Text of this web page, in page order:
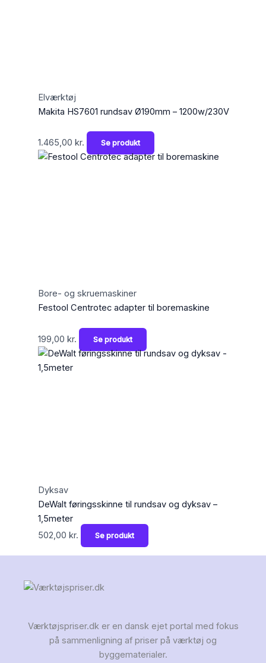
Elværktøj
Makita HS7601 rundsav Ø190mm – 1200w/230V
1.465,00 kr. Se produkt
Bore- og skruemaskiner
Festool Centrotec adapter til boremaskine
199,00 kr. Se produkt
Dyksav
DeWalt føringsskinne til rundsav og dyksav –
1,5meter
502,00 kr. Se produkt
Værktøjspriser.dk er en dansk ejet portal med fokus
på sammenligning af priser på værktøj og
byggematerialer.